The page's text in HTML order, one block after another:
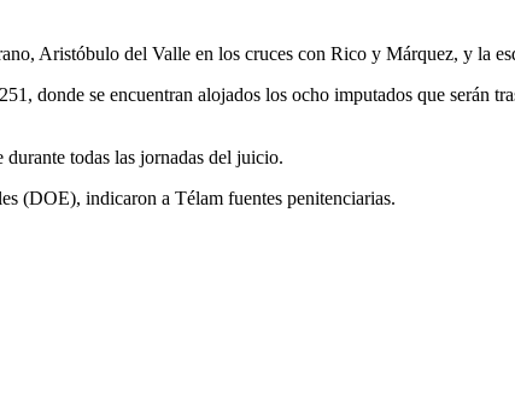
Aristóbulo del Valle en los cruces con Rico y Márquez, y la
donde se encuentran alojados los ocho imputados que serán
todas las jornadas del juicio.
(DOE), indicaron a Télam fuentes penitenciarias.